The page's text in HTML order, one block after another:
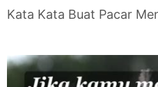
Kata Kata Buat Pacar